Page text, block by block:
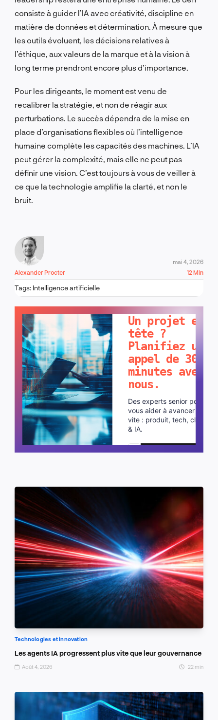
consiste à guider l’IA avec créativité, discipline en
matière de données et détermination. À mesure que
les outils évoluent, les décisions relatives à
l’éthique, aux valeurs de la marque et à la vision à
long terme prendront encore plus d’importance.
Pour les dirigeants, le moment est venu de
recalibrer la stratégie, et non de réagir aux
perturbations. Le succès dépendra de la mise en
place d’organisations flexibles où l’intelligence
humaine complète les capacités des machines. L’IA
peut gérer la complexité, mais elle ne peut pas
définir une vision. C’est toujours à vous de veiller à
ce que la technologie amplifie la clarté, et non le
bruit.
Alexander Procter
mai 4, 2026
12 Min
Tags: Intelligence artificielle
Un projet en
tête ?
Planifiez un
appel de 30
minutes avec
nous.
Des experts senior pour
vous aider à avancer plus
vite : produit, tech, cloud
& IA.
Planifier un appel
Technologies et innovation
Les agents IA progressent plus vite que leur gouvernance
Août 4, 2026 22 min